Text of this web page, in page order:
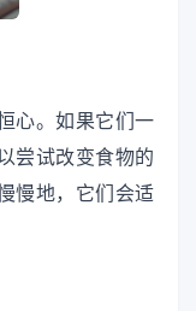
心。如果它们一
尝试改变食物的
慢地，它们会适